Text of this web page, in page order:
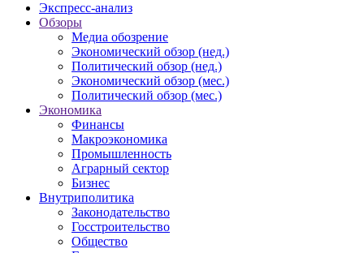
Экспресс-анализ
Обзоры
Медиа обозрение
Экономический обзор (нед.)
Политический обзор (нед.)
Экономический обзор (мес.)
Политический обзор (мес.)
Экономика
Финансы
Макроэкономика
Промышленность
Аграрный сектор
Бизнес
Внутриполитика
Законодательство
Госстроительство
Общество